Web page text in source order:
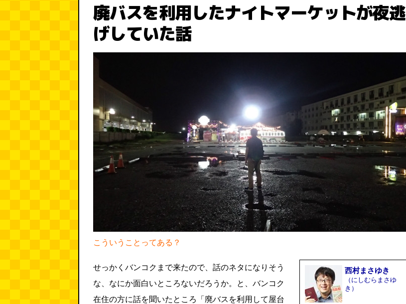
廃バスを利用したナイトマーケットが夜逃
げしていた話
こういうことってある？
せっかくバンコクまで来たので、話のネタになりそう
な、なにか面白いところないだろうか。と、バンコク
在住の方に話を聞いたところ「廃バスを利用して屋台
西村まさゆき
（にしむらまさゆ
き）